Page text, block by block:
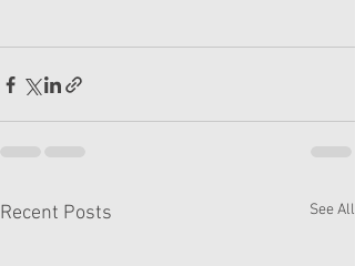
Recent Posts See All